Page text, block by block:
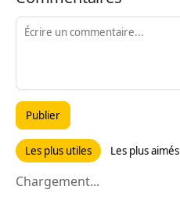
Publier
Les plus utiles Les plus aimés
Chargement...